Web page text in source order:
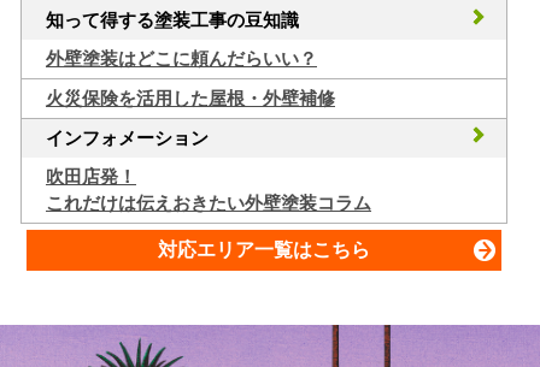
知って得する塗装工事の豆知識
外壁塗装はどこに頼んだらいい？
火災保険を活用した屋根・外壁補修
インフォメーション
吹田店発！
これだけは伝えおきたい外壁塗装コラム
対応エリア一覧はこちら